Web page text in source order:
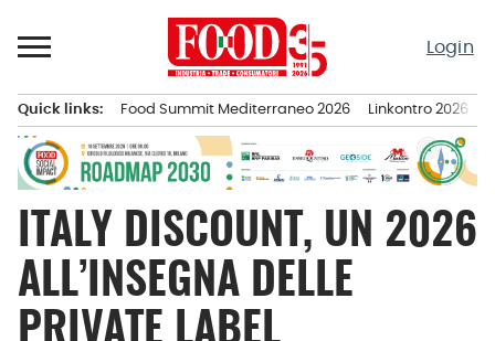
al
Login
principale
Quick links: Food Summit Mediterraneo 2026 Linkontro 2026
ITALY DISCOUNT, UN 2026
ALL’INSEGNA DELLE
PRIVATE LABEL